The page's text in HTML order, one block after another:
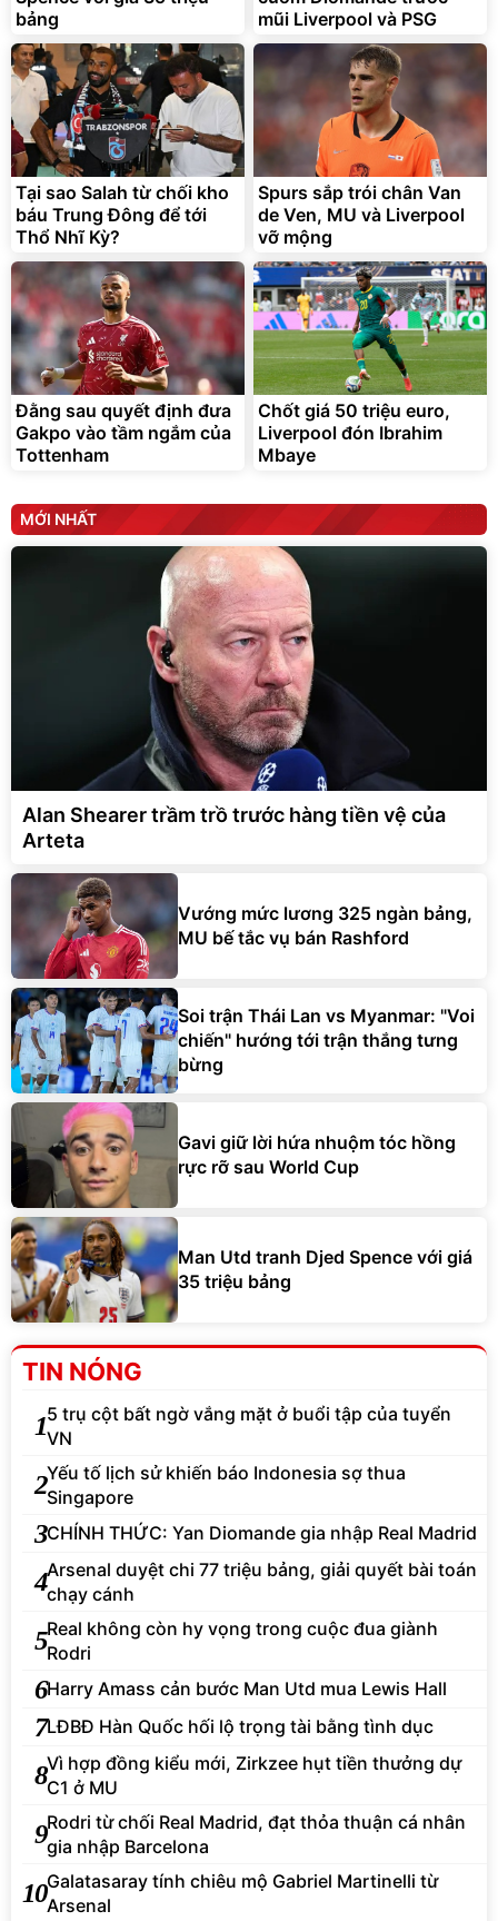
bảng
mũi Liverpool và PSG
Tại sao Salah từ chối kho
báu Trung Đông để tới
Thổ Nhĩ Kỳ?
Spurs sắp trói chân Van
de Ven, MU và Liverpool
vỡ mộng
Đằng sau quyết định đưa
Gakpo vào tầm ngắm của
Tottenham
Chốt giá 50 triệu euro,
Liverpool đón Ibrahim
Mbaye
MỚI NHẤT
Alan Shearer trầm trồ trước hàng tiền vệ của
Arteta
Vướng mức lương 325 ngàn bảng,
MU bế tắc vụ bán Rashford
Soi trận Thái Lan vs Myanmar: "Voi
chiến" hướng tới trận thắng tưng
bừng
Gavi giữ lời hứa nhuộm tóc hồng
rực rỡ sau World Cup
Man Utd tranh Djed Spence với giá
35 triệu bảng
TIN NÓNG
15 trụ cột bất ngờ vắng mặt ở buổi tập của tuyển
VN
2Yếu tố lịch sử khiến báo Indonesia sợ thua
Singapore
3CHÍNH THỨC: Yan Diomande gia nhập Real Madrid
4Arsenal duyệt chi 77 triệu bảng, giải quyết bài toán
chạy cánh
5Real không còn hy vọng trong cuộc đua giành
Rodri
6Harry Amass cản bước Man Utd mua Lewis Hall
7LĐBĐ Hàn Quốc hối lộ trọng tài bằng tình dục
8Vì hợp đồng kiểu mới, Zirkzee hụt tiền thưởng dự
C1 ở MU
9Rodri từ chối Real Madrid, đạt thỏa thuận cá nhân
gia nhập Barcelona
10Galatasaray tính chiêu mộ Gabriel Martinelli từ
Arsenal